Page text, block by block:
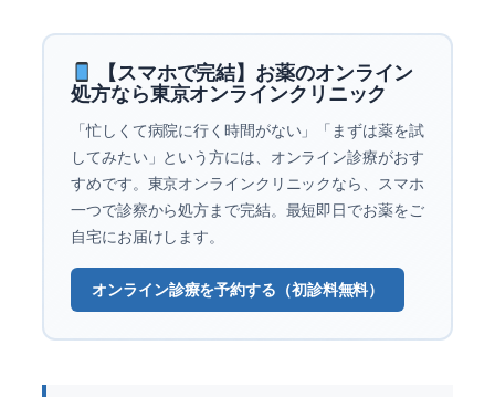
【スマホで完結】お薬のオンライン
処方なら東京オンラインクリニック
「忙しくて病院に行く時間がない」「まずは薬を試
してみたい」という方には、オンライン診療がおす
すめです。東京オンラインクリニックなら、スマホ
一つで診察から処方まで完結。最短即日でお薬をご
自宅にお届けします。
オンライン診療を予約する（初診料無料）